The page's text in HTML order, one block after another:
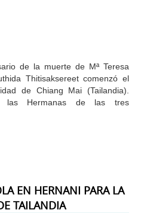
de la muerte de Mª Teresa
Thitisaksereet comenzó el
de Chiang Mai (Tailandia).
las Hermanas de las tres
EN HERNANI PARA LA
TAILANDIA